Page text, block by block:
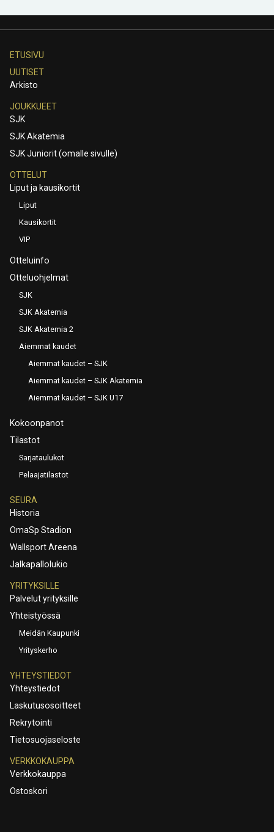
ETUSIVU
UUTISET
Arkisto
JOUKKUEET
SJK
SJK Akatemia
SJK Juniorit (omalle sivulle)
OTTELUT
Liput ja kausikortit
Liput
Kausikortit
VIP
Otteluinfo
Otteluohjelmat
SJK
SJK Akatemia
SJK Akatemia 2
Aiemmat kaudet
Aiemmat kaudet – SJK
Aiemmat kaudet – SJK Akatemia
Aiemmat kaudet – SJK U17
Kokoonpanot
Tilastot
Sarjataulukot
Pelaajatilastot
SEURA
Historia
OmaSp Stadion
Wallsport Areena
Jalkapallolukio
YRITYKSILLE
Palvelut yrityksille
Yhteistyössä
Meidän Kaupunki
Yrityskerho
YHTEYSTIEDOT
Yhteystiedot
Laskutusosoitteet
Rekrytointi
Tietosuojaseloste
VERKKOKAUPPA
Verkkokauppa
Ostoskori